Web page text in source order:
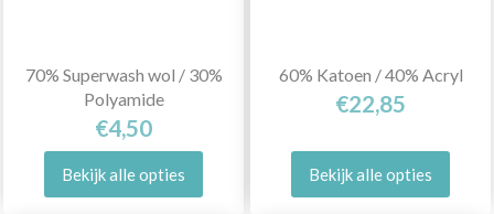
70% Superwash wol / 30%
Polyamide
€4,50
Bekijk alle opties
60% Katoen / 40% Acryl
€22,85
Bekijk alle opties